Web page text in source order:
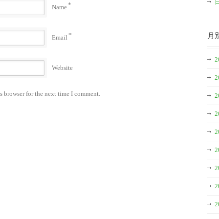
Name*
Email *
Website
browser for the next time I comment.
月